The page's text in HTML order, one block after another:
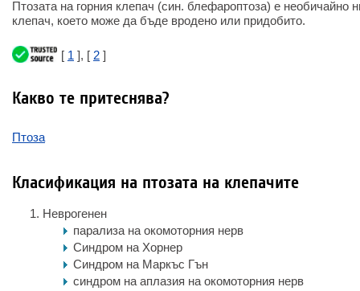
Птозата на горния клепач (син. блефароптоза) е необичайно
клепач, което може да бъде вродено или придобито.
[ 1 ], [ 2 ]
Какво те притеснява?
Птоза
Класификация на птозата на клепачите
Неврогенен
парализа на окомоторния нерв
Синдром на Хорнер
Синдром на Маркъс Гън
синдром на аплазия на окомоторния нерв